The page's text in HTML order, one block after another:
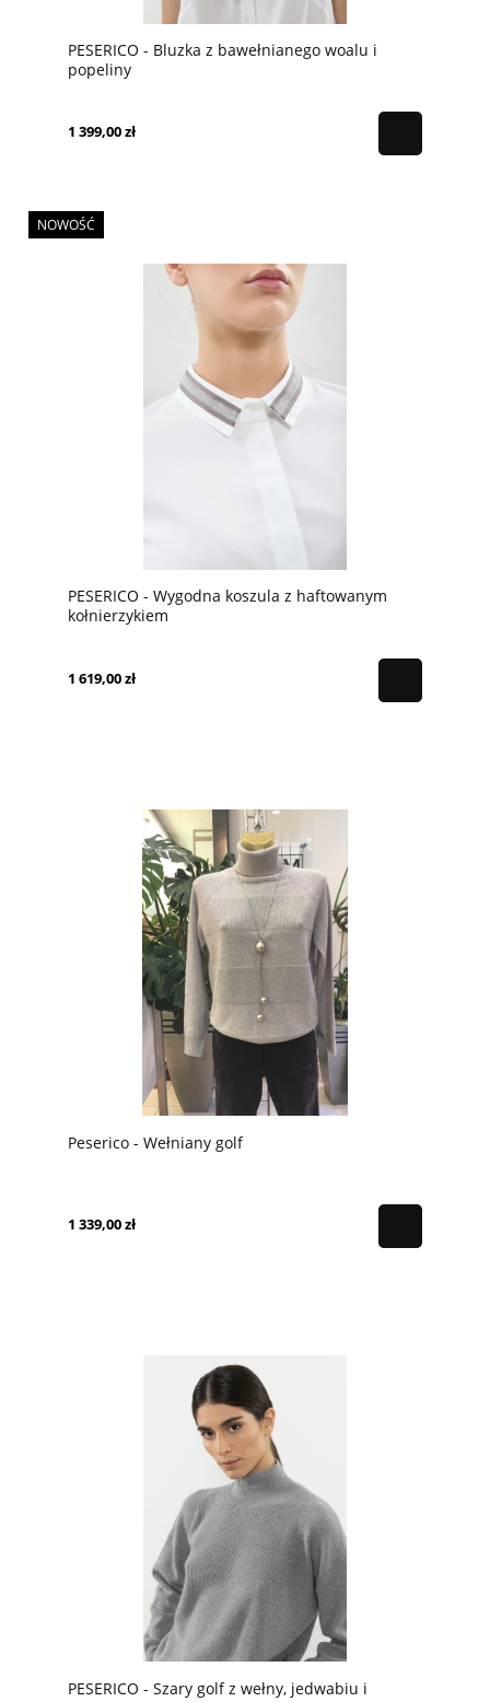
PESERICO - Bluzka z bawełnianego woalu i
popeliny
1 399,00 zł
PESERICO - Wygodna koszula z haftowanym
kołnierzykiem
1 619,00 zł
NOWOŚĆ
Peserico - Wełniany golf
1 339,00 zł
PESERICO - Szary golf z wełny, jedwabiu i